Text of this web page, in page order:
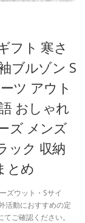
フト 寒さ
ブルゾン S
ツ アウト
おしゃれ
ズ メンズ
ック 収納
とめ
ズウット・Sサイ
活動におすすめの定
ご確認ください。